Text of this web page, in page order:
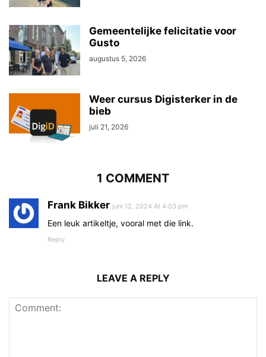
Gemeentelijke felicitatie voor
Gusto
augustus 5, 2026
Weer cursus Digisterker in de
bieb
juli 21, 2026
1 COMMENT
Frank Bikker juni 12, 2024 At 4:03 pm
Een leuk artikeltje, vooral met die link.
Reply
LEAVE A REPLY